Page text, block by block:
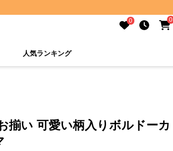
0 0
人気ランキング
揃い 可愛い柄入りボルドーカ